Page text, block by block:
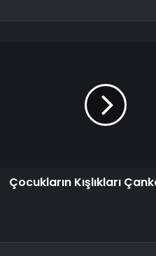
Çocukların Kışlıkları